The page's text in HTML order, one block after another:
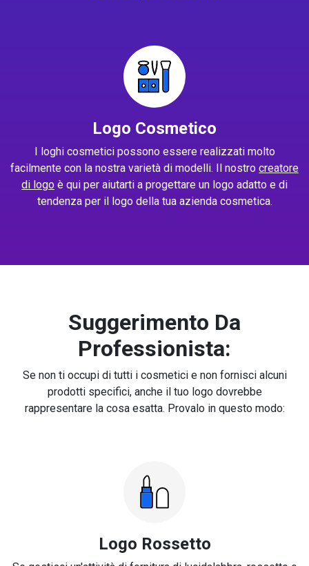
Logo Cosmetico
I loghi cosmetici possono essere realizzati molto
facilmente con la nostra varietà di modelli. Il nostro creatore
di logo è qui per aiutarti a progettare un logo adatto e di
tendenza per il logo della tua azienda cosmetica.
Suggerimento Da
Professionista:
Se non ti occupi di tutti i cosmetici e non fornisci alcuni
prodotti specifici, anche il tuo logo dovrebbe
rappresentare la cosa esatta. Provalo in questo modo:
Logo Rossetto